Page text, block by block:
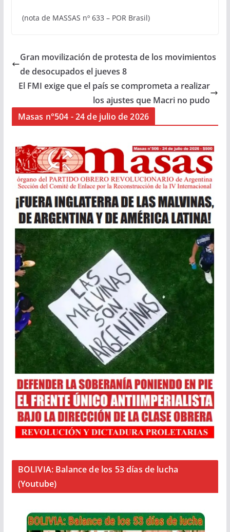
(nota de MASSAS nº 633 – POR Brasil)
Gran movilización de protesta de los movimientos
de desocupados el jueves 8
El FMI exige que el país se comprometa a realizar
los ajustes que Macri no pudo
Masas n°504 - 24 de julio de 2026
BOLIVIA: Balance de los 53 días de lucha
(Youtube)